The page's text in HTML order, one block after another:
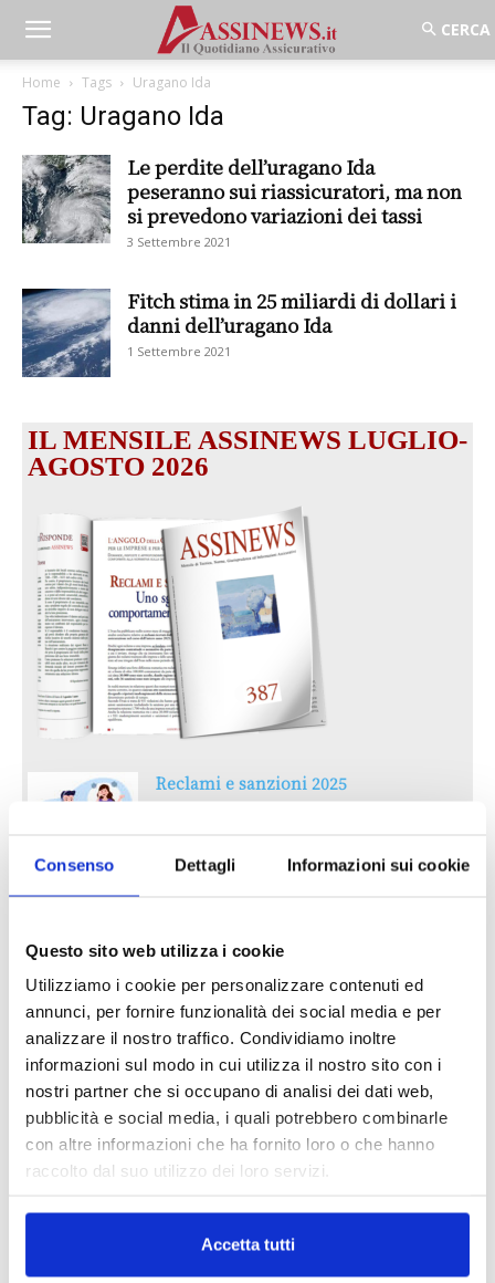
Consenso Dettagli Informazioni sui cookie
Questo sito web utilizza i cookie
Utilizziamo i cookie per personalizzare contenuti ed
annunci, per fornire funzionalità dei social media e per
analizzare il nostro traffico. Condividiamo inoltre
informazioni sul modo in cui utilizza il nostro sito con i
nostri partner che si occupano di analisi dei dati web,
pubblicità e social media, i quali potrebbero combinarle
con altre informazioni che ha fornito loro o che hanno
raccolto dal suo utilizzo dei loro servizi.
Accetta tutti
Home Tags Uragano Ida
Tag: Uragano Ida
Le perdite dell’uragano Ida
peseranno sui riassicuratori, ma non
si prevedono variazioni dei tassi
3 Settembre 2021
Fitch stima in 25 miliardi di dollari i
danni dell’uragano Ida
1 Settembre 2021
IL MENSILE ASSINEWS LUGLIO-
AGOSTO 2026
Reclami e sanzioni 2025
Il “Modulo CAI” diventa digitale
30 Giugno 2026
PREMI 2025. I TOP TEN
30 Giugno 2026
TUTTI GLI ARTICOLI DEL MESE